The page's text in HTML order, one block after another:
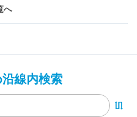
へ
線内検索